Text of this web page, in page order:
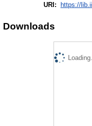
URI: https://
Downloads